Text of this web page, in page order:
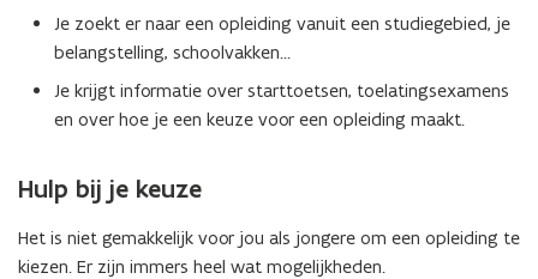
e
)
i
n
n
i
u
w
v
e
s
t
a
n
o
p
e
n
Je zoekt er naar een opleiding vanuit een studiegebied, je
belangstelling, schoolvakken…
Je krijgt informatie over starttoetsen, toelatingsexamens
en over hoe je een keuze voor een opleiding maakt.
Hulp bij je keuze
Het is niet gemakkelijk voor jou als jongere om een opleiding te
kiezen. Er zijn immers heel wat mogelijkheden.